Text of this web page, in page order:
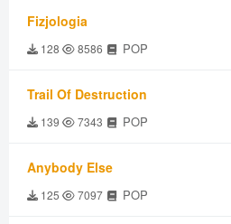
Fizjologia
128 8586 POP
Trail Of Destruction
139 7343 POP
Anybody Else
125 7097 POP